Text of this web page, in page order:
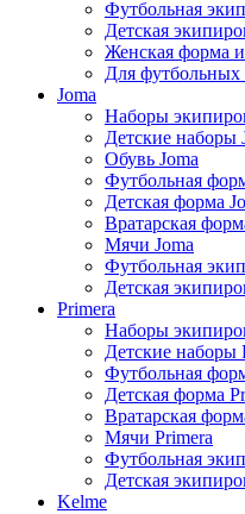
Футбольная
Детская
Женская форма
Для футбольных
Joma
Наборы
Детские наборы
Обувь Joma
Футбольная
Детская форма
Вратарская
Мячи Joma
Футбольная
Детская
Primera
Наборы
Детские наборы
Футбольная
Детская форма
Вратарская
Мячи Primera
Футбольная
Детская
Kelme